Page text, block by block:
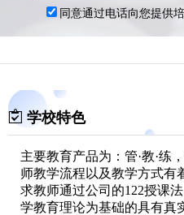
学校特色
主要教育产品为：管·教·练
师教学流程以及教学方式有
求教师通过公司的122授课
学教育理论为基础的具有真